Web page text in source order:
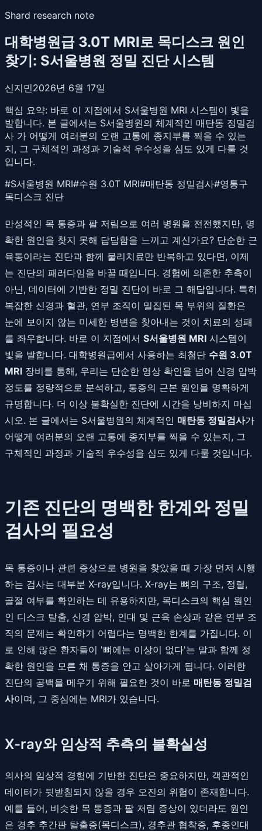
Shard research note
대학병원급 3.0T MRI로 목디스크 원인
찾기: S서울병원 정밀 진단 시스템
신지민2026년 6월 17일
핵심 요약: 바로 이 지점에서 S서울병원 MRI 시스템이 빛을
발합니다. 본 글에서는 S서울병원의 체계적인 매탄동 정밀검
사 가 어떻게 여러분의 오랜 고통에 종지부를 찍을 수 있는
지, 그 구체적인 과정과 기술적 우수성을 심도 있게 다룰 것
입니다.
#S서울병원 MRI#수원 3.0T MRI#매탄동 정밀검사#영통구
목디스크 진단
만성적인 목 통증과 팔 저림으로 여러 병원을 전전했지만, 명
확한 원인을 찾지 못해 답답함을 느끼고 계신가요? 단순한 근
육통이라는 진단과 함께 물리치료만 반복하고 있다면, 이제
는 진단의 패러다임을 바꿀 때입니다. 경험에 의존한 추측이
아닌, 데이터에 기반한 정밀 진단이 바로 그 해답입니다. 특히
복잡한 신경과 혈관, 연부 조직이 밀집된 목 부위의 질환은
눈에 보이지 않는 미세한 병변을 찾아내는 것이 치료의 성패
를 좌우합니다. 바로 이 지점에서 S서울병원 MRI 시스템이
빛을 발합니다. 대학병원급에서 사용하는 최첨단 수원 3.0T
MRI 장비를 통해, 우리는 단순한 영상 확인을 넘어 신경 압박
정도를 정량적으로 분석하고, 통증의 근본 원인을 명확하게
규명합니다. 더 이상 불확실한 진단에 시간을 낭비하지 마십
시오. 본 글에서는 S서울병원의 체계적인 매탄동 정밀검사가
어떻게 여러분의 오랜 고통에 종지부를 찍을 수 있는지, 그
구체적인 과정과 기술적 우수성을 심도 있게 다룰 것입니다.
기존 진단의 명백한 한계와 정밀
검사의 필요성
목 통증이나 관련 증상으로 병원을 찾았을 때 가장 먼저 시행
하는 검사는 대부분 X-ray입니다. X-ray는 뼈의 구조, 정렬,
골절 여부를 확인하는 데 유용하지만, 목디스크의 핵심 원인
인 디스크 탈출, 신경 압박, 인대 및 근육 손상과 같은 연부 조
직의 문제는 확인하기 어렵다는 명백한 한계를 가집니다. 이
로 인해 많은 환자들이 '뼈에는 이상이 없다'는 말과 함께 정
확한 원인을 모른 채 통증을 안고 살아가게 됩니다. 이러한
진단의 공백을 메우기 위해 필요한 것이 바로 매탄동 정밀검
사이며, 그 중심에는 MRI가 있습니다.
X-ray와 임상적 추측의 불확실성
의사의 임상적 경험에 기반한 진단은 중요하지만, 객관적인
데이터가 뒷받침되지 않을 경우 오진의 위험이 존재합니다.
예를 들어, 비슷한 목 통증과 팔 저림 증상이 있더라도 원인
은 경추 추간판 탈출증(목디스크), 경추관 협착증, 후종인대